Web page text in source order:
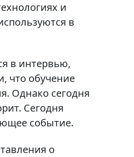
и
в
в интервью,
что обучение
Однако сегодня
Сегодня
событие.
о